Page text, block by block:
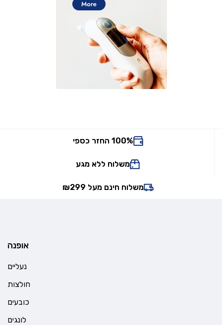
100% החזר כספי
משלוח ללא מגע
משלוח חינם מעל ₪299
אופנה
נעליים
חולצות
כובעים
לונגים